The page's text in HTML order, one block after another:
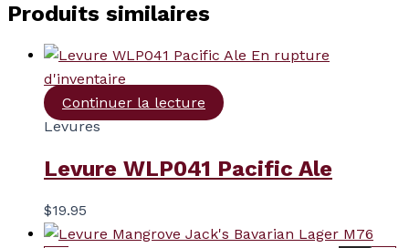
Produits similaires
En rupture
d'inventaire
Continuer la lecture
Levures
Levure WLP041 Pacific Ale
$19.95